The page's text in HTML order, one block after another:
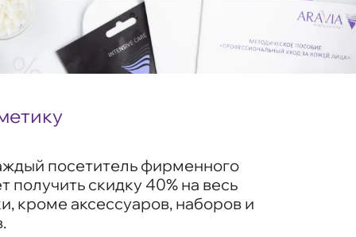
посетитель фирменного
получить скидку 40% на весь
кроме аксессуаров, наборов и